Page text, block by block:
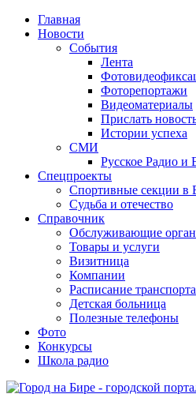
Главная
Новости
События
Лента
Фоторепортажи
Видеоматериалы
Прислать
Истории успеха
СМИ
Русское Радио
Спецпроекты
Спортивные секции в
Судьба и отечество
Справочник
Обслуживающие
Товары и услуги
Визитница
Компании
Расписание транспорта
Детская больница
Полезные телефоны
Фото
Конкурсы
Школа радио